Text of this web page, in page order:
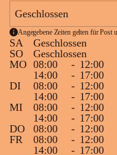
Geschlossen
Angegebene Zeiten gelten für Post
SA
Geschlossen
SO
Geschlossen
MO 08:00 - 12:00
14:00
- 17:00
DI
08:00 - 12:00
14:00
- 17:00
MI
08:00 - 12:00
14:00
- 17:00
DO
08:00 - 12:00
FR
08:00 - 12:00
14:00
- 17:00